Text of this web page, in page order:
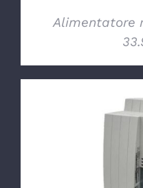
Alimentatore